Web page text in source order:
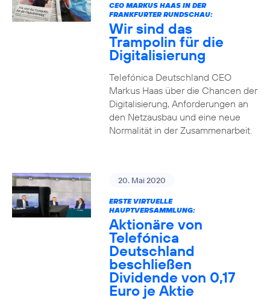
CEO MARKUS HAAS IN DER
FRANKFURTER RUNDSCHAU:
Wir sind das
Trampolin für die
Digitalisierung
Telefónica Deutschland CEO
Markus Haas über die Chancen der
Digitalisierung, Anforderungen an
den Netzausbau und eine neue
Normalität in der Zusammenarbeit.
20. Mai 2020
ERSTE VIRTUELLE
HAUPTVERSAMMLUNG:
Aktionäre von
Telefónica
Deutschland
beschließen
Dividende von 0,17
Euro je Aktie